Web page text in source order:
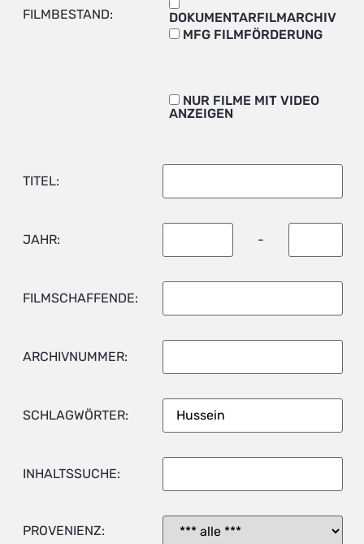
FILMBESTAND:
DOKUMENTARFILMARCHIV
MFG FILMFÖRDERUNG
NUR FILME MIT VIDEO
ANZEIGEN
TITEL:
JAHR: -
FILMSCHAFFENDE:
ARCHIVNUMMER:
SCHLAGWÖRTER:
INHALTSSUCHE:
PROVENIENZ: